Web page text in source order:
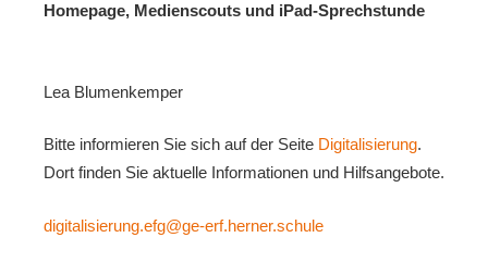
Homepage, Medienscouts und iPad-Sprechstunde
Lea Blumenkemper
Bitte informieren Sie sich auf der Seite Digitalisierung.
Dort finden Sie aktuelle Informationen und Hilfsangebote.
digitalisierung.efg@ge-erf.herner.schule